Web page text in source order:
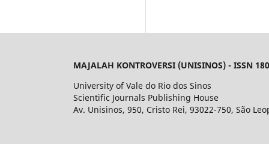
MAJALAH KONTROVERSI (UNISINOS) - ISSN
University of Vale do Rio dos Sinos
Scientific Journals Publishing House
Av. Unisinos, 950, Cristo Rei, 93022-750, São